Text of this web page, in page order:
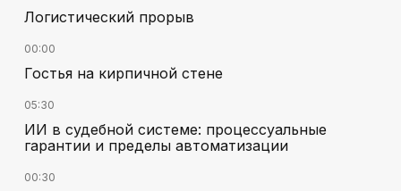
Логистический прорыв
00:00
Гостья на кирпичной стене
05:30
ИИ в судебной системе: процессуальные
гарантии и пределы автоматизации
00:30